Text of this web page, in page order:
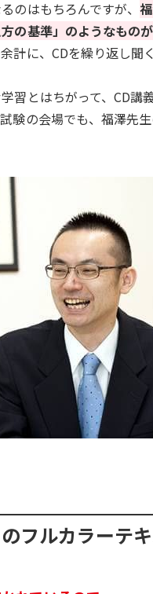
のはもちろんですが、
の基準」のようなもの
計に、CDを繰り返し聞
習とはちがって、CD
験の会場でも、福澤先
フルカラーテ